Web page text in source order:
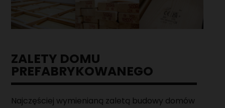
ZALETY DOMU
PREFABRYKOWANEGO
Najczęściej wymienianą zaletą budowy domów